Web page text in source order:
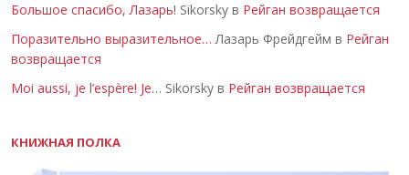
Большое спасибо, Лазарь! Sikorsky в Рейган возвращается
Поразительно выразительное… Лазарь Фрейдгейм в Рейган
возвращается
Moi aussi, je l’espère! Je… Sikorsky в Рейган возвращается
КНИЖНАЯ ПОЛКА